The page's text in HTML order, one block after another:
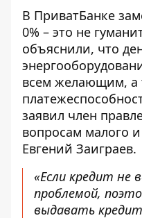
В ПриватБанке
0% – это не
объяснили, что
всем желающим, а
заявил член
вопросам малого
Евгений Заиграев.
«Если кредит не
проблемой,
выдавать